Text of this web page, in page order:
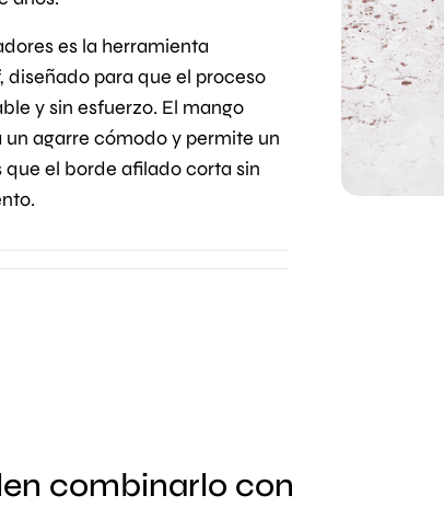
es la herramienta
para que el proceso
y sin esfuerzo. El mango
agarre cómodo y permite un
el borde afilado corta sin
combinarlo con